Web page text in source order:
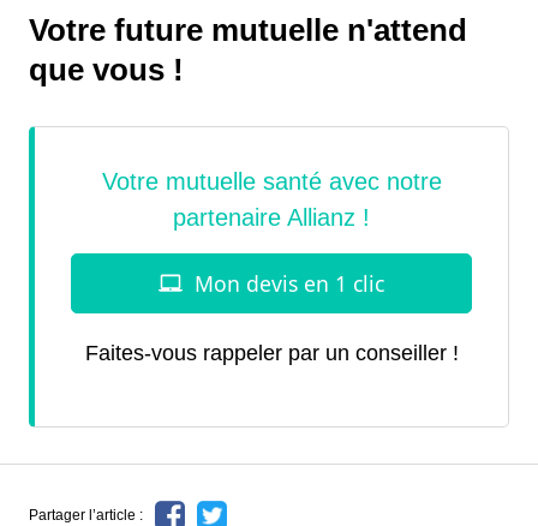
Votre future mutuelle n'attend
que vous !
Faites-vous rappeler par un conseiller !
Partager l’article :